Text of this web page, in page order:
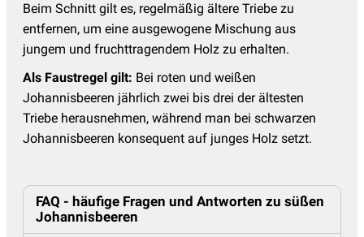
Beim Schnitt gilt es, regelmäßig ältere Triebe zu
entfernen, um eine ausgewogene Mischung aus
jungem und fruchttragendem Holz zu erhalten.
Als Faustregel gilt: Bei roten und weißen
Johannisbeeren jährlich zwei bis drei der ältesten
Triebe herausnehmen, während man bei schwarzen
Johannisbeeren konsequent auf junges Holz setzt.
FAQ - häufige Fragen und Antworten zu süßen
Johannisbeeren